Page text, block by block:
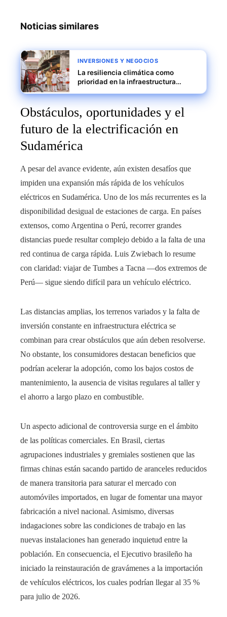
Noticias similares
INVERSIONES Y NEGOCIOS
La resiliencia climática como
prioridad en la infraestructura
de India
Obstáculos, oportunidades y el
futuro de la electrificación en
Sudamérica
A pesar del avance evidente, aún existen desafíos que
impiden una expansión más rápida de los vehículos
eléctricos en Sudamérica. Uno de los más recurrentes es la
disponibilidad desigual de estaciones de carga. En países
extensos, como Argentina o Perú, recorrer grandes
distancias puede resultar complejo debido a la falta de una
red continua de carga rápida. Luis Zwiebach lo resume
con claridad: viajar de Tumbes a Tacna —dos extremos de
Perú— sigue siendo difícil para un vehículo eléctrico.
Las distancias amplias, los terrenos variados y la falta de
inversión constante en infraestructura eléctrica se
combinan para crear obstáculos que aún deben resolverse.
No obstante, los consumidores destacan beneficios que
podrían acelerar la adopción, como los bajos costos de
mantenimiento, la ausencia de visitas regulares al taller y
el ahorro a largo plazo en combustible.
Un aspecto adicional de controversia surge en el ámbito
de las políticas comerciales. En Brasil, ciertas
agrupaciones industriales y gremiales sostienen que las
firmas chinas están sacando partido de aranceles reducidos
de manera transitoria para saturar el mercado con
automóviles importados, en lugar de fomentar una mayor
fabricación a nivel nacional. Asimismo, diversas
indagaciones sobre las condiciones de trabajo en las
nuevas instalaciones han generado inquietud entre la
población. En consecuencia, el Ejecutivo brasileño ha
iniciado la reinstauración de gravámenes a la importación
de vehículos eléctricos, los cuales podrían llegar al 35 %
para julio de 2026.